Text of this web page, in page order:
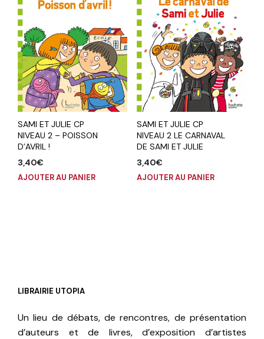
SAMI ET JULIE CP
NIVEAU 2 – POISSON
D’AVRIL !
3,40€
AJOUTER AU PANIER
SAMI ET JULIE CP
NIVEAU 2 LE CARNAVAL
DE SAMI ET JULIE
3,40€
AJOUTER AU PANIER
LIBRAIRIE UTOPIA
Un lieu de débats, de rencontres, de présentation
d’auteurs et de livres, d’exposition d’artistes